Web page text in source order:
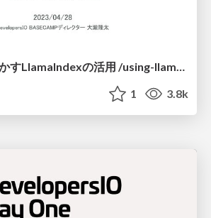
スキル育成に生かすLlamaIndexの活用 /using-llamaIndex-to-enhance-ones-skills
1 3.8k